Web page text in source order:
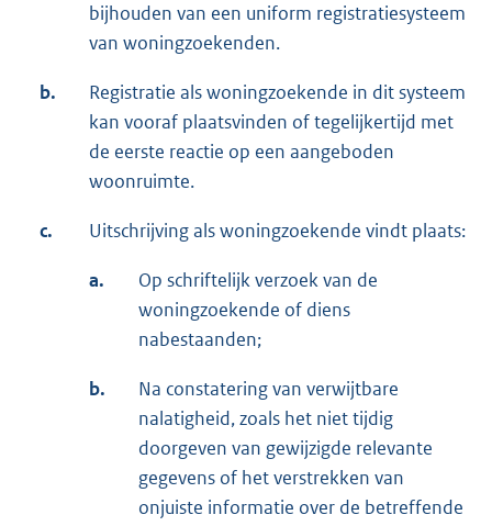
bijhouden van een uniform registratiesysteem
van woningzoekenden.
b.
Registratie als woningzoekende in dit systeem
kan vooraf plaatsvinden of tegelijkertijd met
de eerste reactie op een aangeboden
woonruimte.
c. Uitschrijving als woningzoekende vindt plaats:
a.
Op schriftelijk verzoek van de
woningzoekende of diens
nabestaanden;
b.
Na constatering van verwijtbare
nalatigheid, zoals het niet tijdig
doorgeven van gewijzigde relevante
gegevens of het verstrekken van
onjuiste informatie over de betreffende